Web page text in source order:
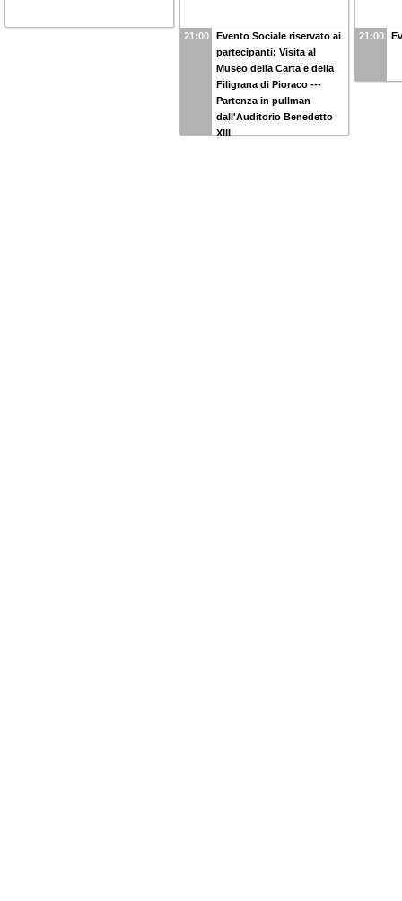
21:00
Evento Sociale riservato ai
partecipanti: Visita al
Museo della Carta e della
Filigrana di Pioraco ---
Partenza in pullman
dall'Auditorio Benedetto
XIII
21:00